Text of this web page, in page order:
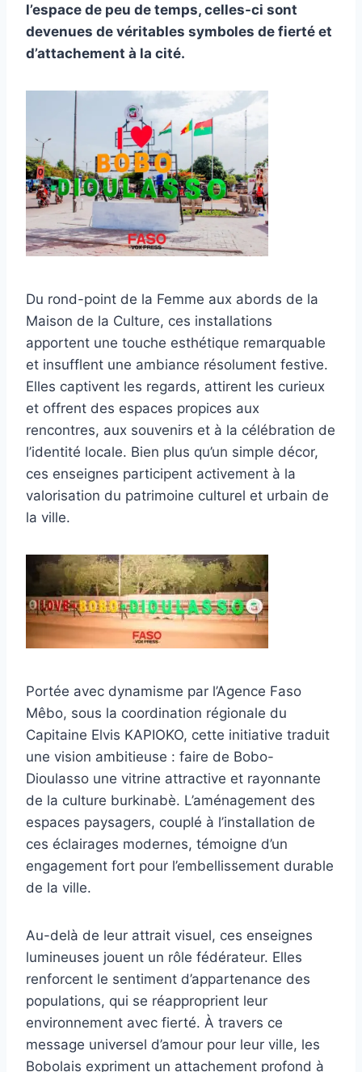
l’espace de peu de temps, celles-ci sont
devenues de véritables symboles de fierté et
d’attachement à la cité.
Du rond-point de la Femme aux abords de la
Maison de la Culture, ces installations
apportent une touche esthétique remarquable
et insufflent une ambiance résolument festive.
Elles captivent les regards, attirent les curieux
et offrent des espaces propices aux
rencontres, aux souvenirs et à la célébration de
l’identité locale. Bien plus qu’un simple décor,
ces enseignes participent activement à la
valorisation du patrimoine culturel et urbain de
la ville.
Portée avec dynamisme par l’Agence Faso
Mêbo, sous la coordination régionale du
Capitaine Elvis KAPIOKO, cette initiative traduit
une vision ambitieuse : faire de Bobo-
Dioulasso une vitrine attractive et rayonnante
de la culture burkinabè. L’aménagement des
espaces paysagers, couplé à l’installation de
ces éclairages modernes, témoigne d’un
engagement fort pour l’embellissement durable
de la ville.
Au-delà de leur attrait visuel, ces enseignes
lumineuses jouent un rôle fédérateur. Elles
renforcent le sentiment d’appartenance des
populations, qui se réapproprient leur
environnement avec fierté. À travers ce
message universel d’amour pour leur ville, les
Bobolais expriment un attachement profond à